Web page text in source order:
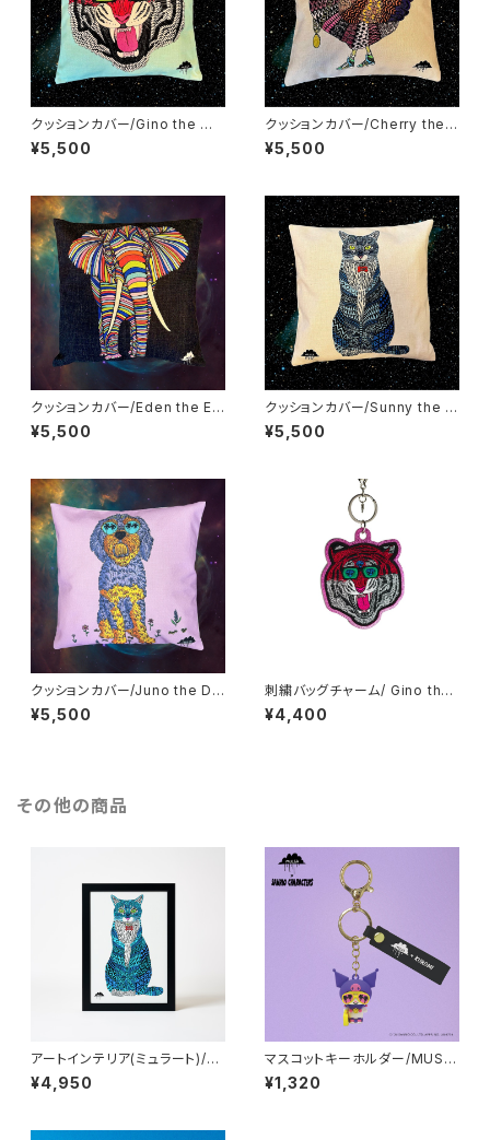
クッションカバー/Gino the Ma
jestic Tiger
¥5,500
クッションカバー/Cherry the
Chicken
¥5,500
クッションカバー/Eden the El
ephant
¥5,500
クッションカバー/Sunny the C
at
¥5,500
クッションカバー/Juno the Do
ggie
¥5,500
刺繍バッグチャーム/ Gino the
Majestic Tiger_ピンク
¥4,400
その他の商品
アートインテリア(ミュラート)/A
4：紙_MU-A4-14_Sunny the
Cat
¥4,950
マスコットキーホルダー/MUSA
-MA-KU_MULGA×SANRIOC
HARACTERS_Kuromi
¥1,320